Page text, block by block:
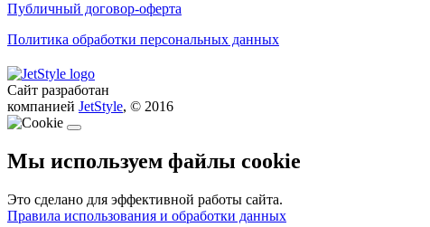
Публичный договор-оферта
Политика обработки персональных данных
Сайт разработан
компанией JetStyle, © 2016
Мы используем файлы cookie
Это сделано для эффективной работы сайта.
Правила использования и обработки данных